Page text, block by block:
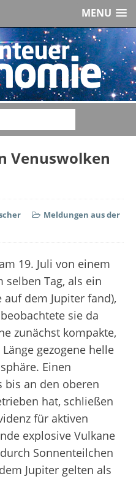
MENU
Venuswolken
Meldungen aus der
19. Juli von einem
Tag, als ein
dem Jupiter fand),
sie da
zunächst kompakte,
gezogene helle
Einen
bis an den oberen
hat, schließen
für aktiven
explosive Vulkane
Sonnenteilchen
Jupiter gelten als